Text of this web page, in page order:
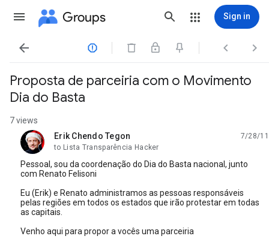
Groups Sign in
   
Proposta de parceiria com o Movimento
Dia do Basta
7 views
Erik Chendo Tegon
unread,
7/28/11
to Lista Transparência Hacker
Pessoal, sou da coordenação do Dia do Basta nacional, junto
com Renato Felisoni
Eu (Erik) e Renato administramos as pessoas responsáveis
pelas regiões em todos os estados que irão protestar em todas
as capitais.
Venho aqui para propor a vocês uma parceiria